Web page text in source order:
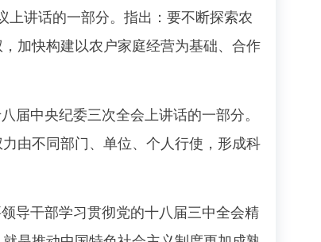
讲话的一部分。指出：要不断探索农
加快构建以农户家庭经营为基础、合作
中央纪委三次全会上讲话的一部分。
由不同部门、单位、个人行使，形成科
导干部学习贯彻党的十八届三中全会精